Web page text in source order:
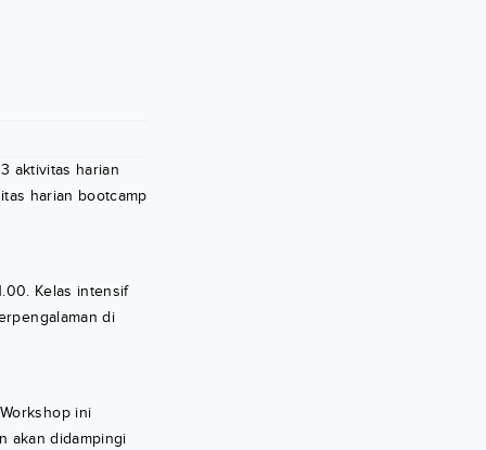
aktivitas harian
harian bootcamp
Kelas intensif
di
ini
akan didampingi